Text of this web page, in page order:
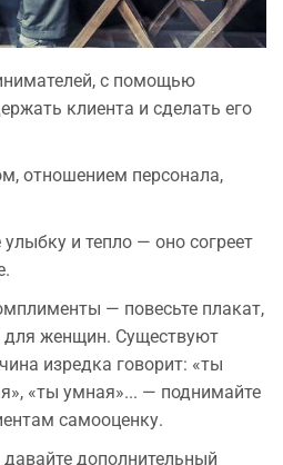
с помощью
клиента и сделать его
отношением персонала,
и тепло — оно согреет
— повесьте плакат,
женщин. Существуют
изредка говорит: «ты
«ты умная»... — поднимайте
самооценку.
дополнительный